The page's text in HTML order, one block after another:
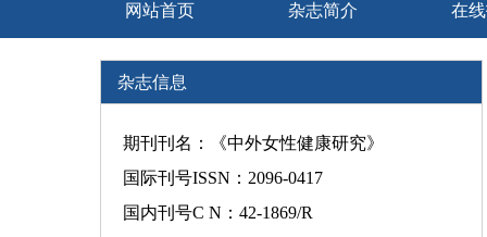
网站首页 杂志简介 在
杂志信息
期刊刊名：《中外女性健康研究》
国际刊号ISSN：2096-0417
国内刊号C N：42-1869/R